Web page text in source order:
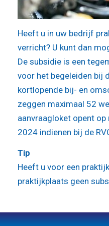
Heeft u in uw bedrijf
verricht? U kunt dan
De subsidie is een
voor het begeleiden bij
kortlopende bij- en
zeggen maximaal 52
aanvraagloket opent
2024 indienen bij de
Tip
Heeft u voor een
praktijkplaats geen